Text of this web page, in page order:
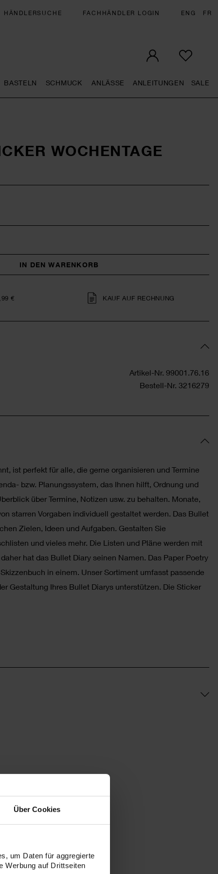
Über Cookies
um Daten für aggregierte
Werbung auf Drittseiten
HÄNDLERSUCHE FACHHÄNDLER LOGIN ENG FR
BASTELN SCHMUCK ANLÄSSE ANLEITUNGEN SALE
WOCHENTAGE
IN DEN WARENKORB
€ KAUF AUF RECHNUNG
Artikel-Nr. 99001.76.16
Bestell-Nr. 3216279
ist perfekt für alle, die gerne organisieren und Termine
bzw. Planungssystem, das Ihnen hilft, Ordnung und
über Termine, Notizen usw. zu behalten. Monate,
starren Vorgaben individuell gestaltet werden. Das Bullet
Zielen, Ideen und Aufgaben. Gestalten Sie
und vieles mehr. Die Listen und Pläne werden mit
hat das Bullet Diary seinen Namen. Das Paper Poetry
in einem. Unser Sortiment umfasst passende
Gestaltung Ihres Bullet Diarys unterstützen. Die Sticker